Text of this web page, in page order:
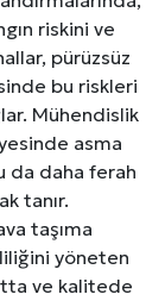
riskini ve
pürüzsüz
bu riskleri
Mühendislik
asma
da daha ferah
tanır.
taşıma
yöneten
ve kalitede